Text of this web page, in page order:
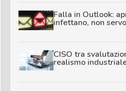
Falla in Outlook:
infettano, non
CISO tra
realismo